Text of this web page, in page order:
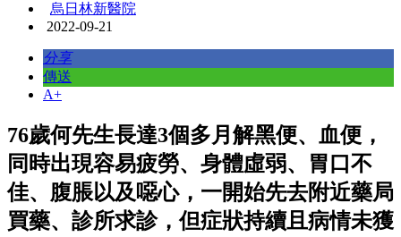
烏日林新醫院
2022-09-21
分享
傳送
A+
76歲何先生長達3個多月解黑便、血便，
同時出現容易疲勞、身體虛弱、胃口不
佳、腹脹以及噁心，一開始先去附近藥局
買藥、診所求診，但症狀持續且病情未獲